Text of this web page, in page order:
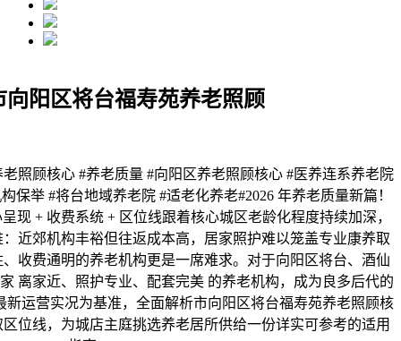
阳区将台福寿苑养老照顾
顾核心 #养老质量 #向阳区养老照顾核心 #医养连系养老院
保举 #将台地域养老院 #适老化养老#2026 年养老质量新篇！
现 + 收费系统 + 区位线跟着核心城区老龄化程度持续加深，
近郊机构丰裕但往返成本高，居家照护难以笼盖专业康养取
收费通明的养老机构更是一席难求。对于向阳区将台、酒仙
离家近、照护专业、配套完美 的养老机构，成为良多后代的
新运营实况为基准，全面解析市向阳区将台福寿苑养老照顾核
位线，为城店主庭挑选养老居所供给一份详实可参考的适用